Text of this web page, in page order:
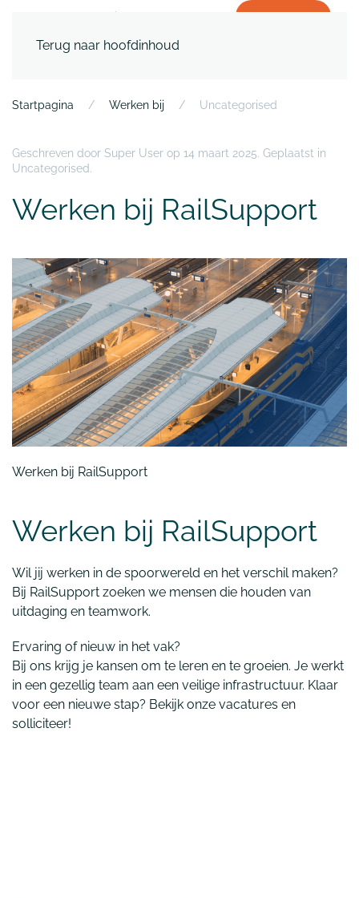
Terug naar hoofdinhoud
Startpagina Werken bij Uncategorised
Geschreven door Super User op 14 maart 2025 . Geplaatst in
Uncategorised
Werken bij RailSupport
Werken bij RailSupport
Werken bij RailSupport
Wil jij werken in de spoorwereld en het verschil maken?
Bij RailSupport zoeken we mensen die houden van
uitdaging en teamwork.
Ervaring of nieuw in het vak?
Bij ons krijg je kansen om te leren en te groeien. Je werkt
in een gezellig team aan een veilige infrastructuur. Klaar
voor een nieuwe stap? Bekijk onze vacatures en
solliciteer!